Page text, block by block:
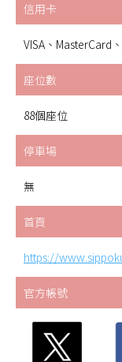
信用卡
VISA、MasterCard
座位數
88個座位
停車場
無
首頁
https://
官方帳號